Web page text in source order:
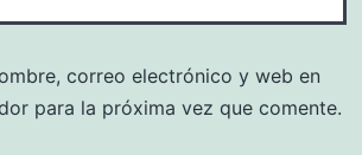
correo electrónico y web en
para la próxima vez que comente.